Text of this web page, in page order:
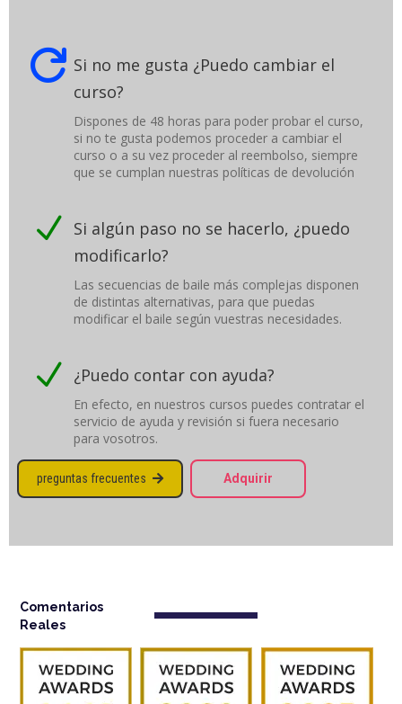
 Si no me gusta ¿Puedo cambiar el
curso?
Dispones de 48 horas para poder probar el curso,
si no te gusta podemos proceder a cambiar el
curso o a su vez proceder al reembolso, siempre
que se cumplan nuestras políticas de devolución
N Si algún paso no se hacerlo, ¿puedo
modificarlo?
Las secuencias de baile más complejas disponen
de distintas alternativas, para que puedas
modificar el baile según vuestras necesidades.
N ¿Puedo contar con ayuda?
En efecto, en nuestros cursos puedes contratar el
servicio de ayuda y revisión si fuera necesario
para vosotros.
preguntas frecuentes  Adquirir
Comentarios
Reales